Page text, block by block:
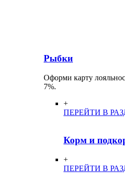
Рыбки
Оформи карту
7%.
+
ПЕРЕЙТИ В
Корм и
+
ПЕРЕЙТИ В